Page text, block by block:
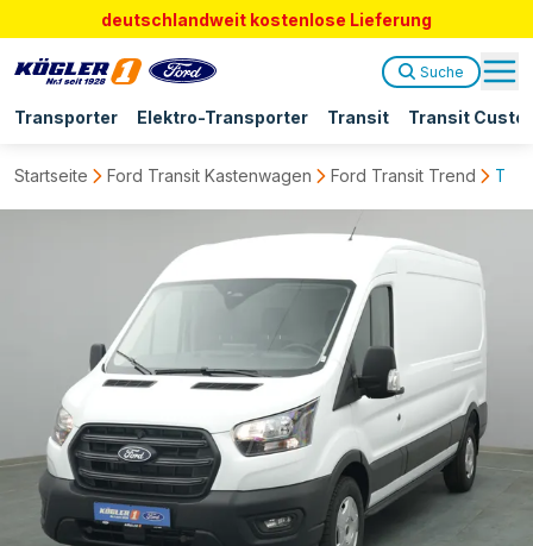
deutschlandweit kostenlose Lieferung
Transporter Elektro-Transporter Transit Transit
Suche
Startseite Ford Transit Kastenwagen Ford Transit Trend